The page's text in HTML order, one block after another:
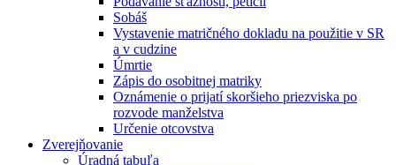
Sobáš
Vystavenie matričného dokladu na použitie v SR
a v cudzine
Úmrtie
Zápis do osobitnej matriky
Oznámenie o prijatí skoršieho priezviska po
rozvode manželstva
Určenie otcovstva
Zverejňovanie
Úradná tabuľa